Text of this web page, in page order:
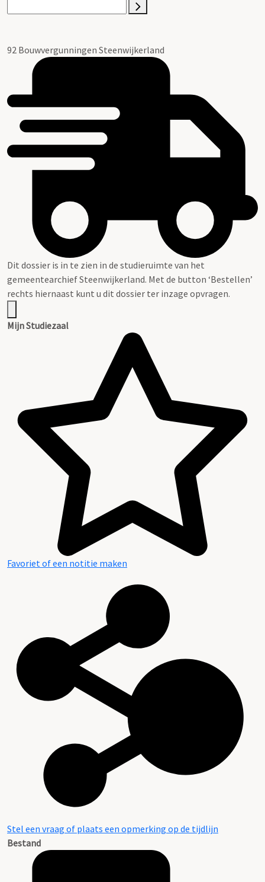
92 Bouwvergunningen Steenwijkerland
Dit dossier is in te zien in de studieruimte van het
gemeentearchief Steenwijkerland. Met de button ‘Bestellen’
rechts hiernaast kunt u dit dossier ter inzage opvragen.
Mijn Studiezaal
Favoriet of een notitie maken
Stel een vraag of plaats een opmerking op de tijdlijn
Bestand